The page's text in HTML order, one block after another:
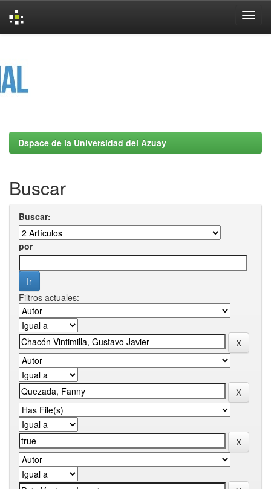
Dspace de la Universidad del Azuay
Buscar
Buscar:
por
Filtros actuales: